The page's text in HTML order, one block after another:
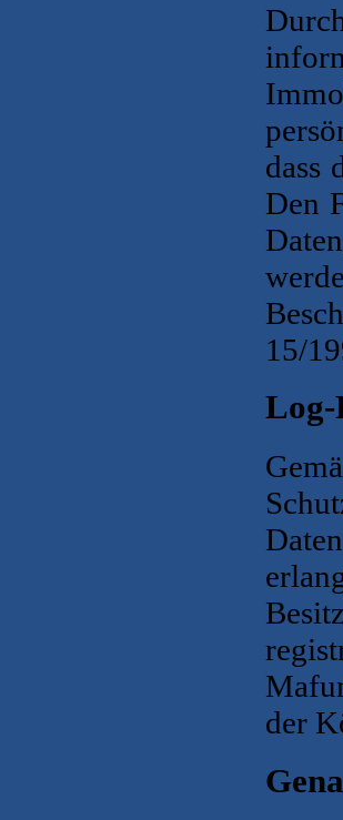
dass
Den
15/
Log-
Daten
der